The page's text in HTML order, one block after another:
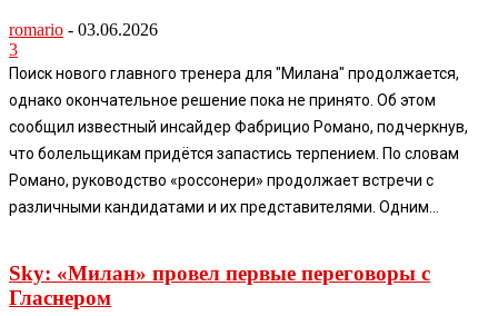
romario - 03.06.2026
3
Поиск нового главного тренера для "Милана" продолжается,
однако окончательное решение пока не принято. Об этом
сообщил известный инсайдер Фабрицио Романо, подчеркнув,
что болельщикам придётся запастись терпением. По словам
Романо, руководство «россонери» продолжает встречи с
различными кандидатами и их представителями. Одним...
Sky: «Милан» провел первые переговоры с
Гласнером